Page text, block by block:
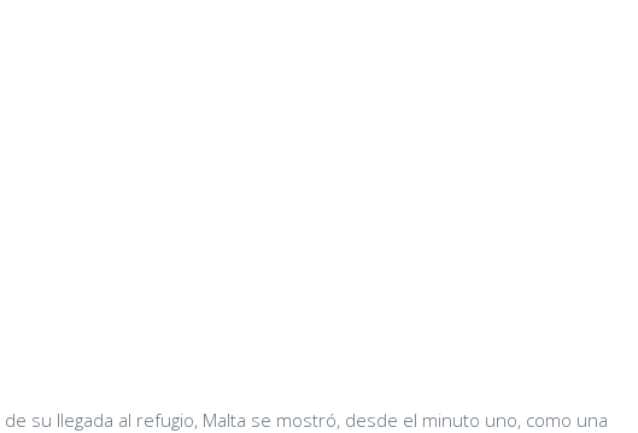
su llegada al refugio, Malta se mostró, desde el minuto uno, como una